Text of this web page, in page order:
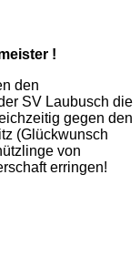
!
den
SV Laubusch die
gegen den
(Glückwunsch
von
erringen!